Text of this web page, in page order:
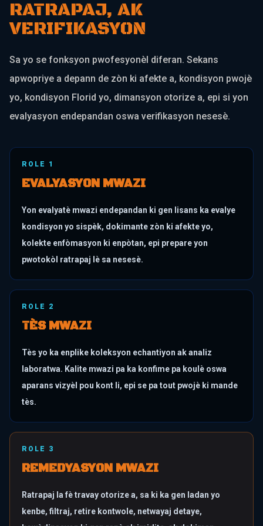
RATRAPAJ, AK
VERIFIKASYON
Sa yo se fonksyon pwofesyonèl diferan. Sekans
apwopriye a depann de zòn ki afekte a, kondisyon pwojè
yo, kondisyon Florid yo, dimansyon otorize a, epi si yon
evalyasyon endepandan oswa verifikasyon nesesè.
ROLE 1
EVALYASYON MWAZI
Yon evalyatè mwazi endepandan ki gen lisans ka evalye
kondisyon yo sispèk, dokimante zòn ki afekte yo,
kolekte enfòmasyon ki enpòtan, epi prepare yon
pwotokòl ratrapaj lè sa nesesè.
ROLE 2
TÈS MWAZI
Tès yo ka enplike koleksyon echantiyon ak analiz
laboratwa. Kalite mwazi pa ka konfime pa koulè oswa
aparans vizyèl pou kont li, epi se pa tout pwojè ki mande
tès.
ROLE 3
REMEDYASYON MWAZI
Ratrapaj la fè travay otorize a, sa ki ka gen ladan yo
kenbe, filtraj, retire kontwole, netwayaj detaye,